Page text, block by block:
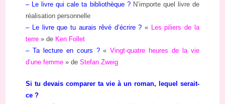
– Le livre qui cale ta bibliothèque ?N’importe quel livre de
réalisation personnelle
– Le livre que tu aurais rêvé d’écrire ? « Les piliers de la
terre » de Ken Follet
– Ta lecture en cours ?«Vingt-quatre heures de la vie
d’une femme » de Stefan Zweig
Si tu devais comparer ta vie à un roman, lequel serait-
ce ?